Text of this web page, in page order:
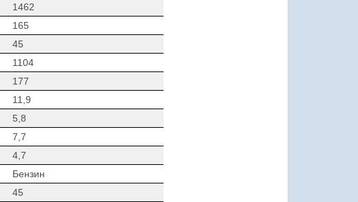
1462
165
45
1104
177
11,9
5,8
7,7
4,7
Бензин
45